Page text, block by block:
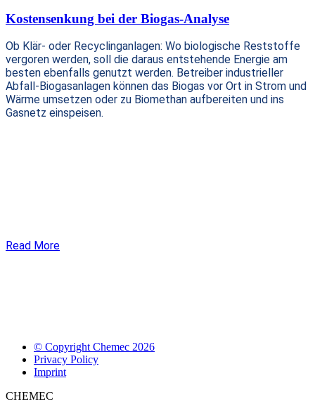
Kostensenkung bei der Biogas-Analyse
Ob Klär- oder Recyclinganlagen: Wo biologische Reststoffe
vergoren werden, soll die daraus entstehende Energie am
besten ebenfalls genutzt werden. Betreiber industrieller
Abfall-Biogasanlagen können das Biogas vor Ort in Strom und
Wärme umsetzen oder zu Biomethan aufbereiten und ins
Gasnetz einspeisen.
Read More
© Copyright Chemec 2026
Privacy Policy
Imprint
CHEMEC